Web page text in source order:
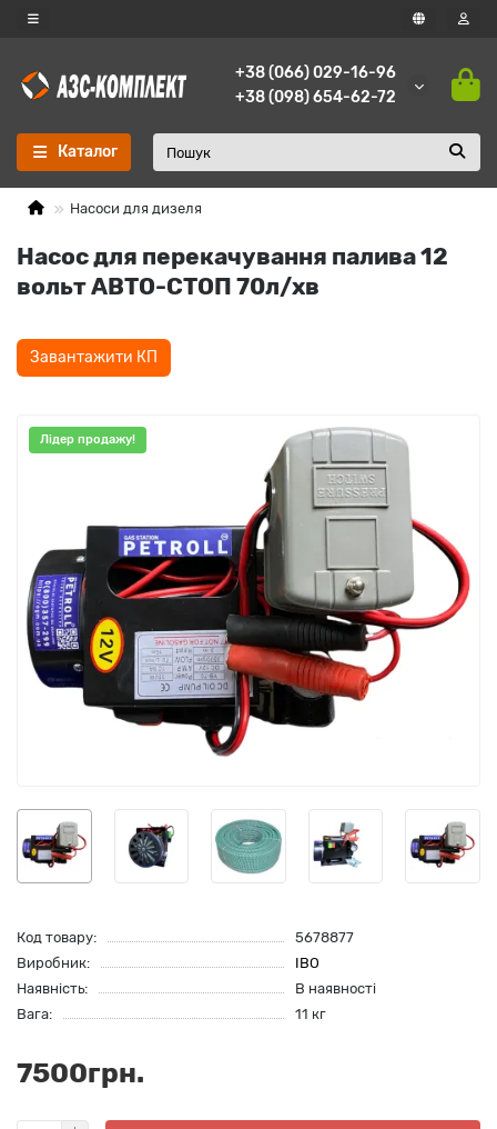
+38 (066) 029-16-96
+38 (098) 654-62-72
Каталог
Насоси для дизеля
Насос для перекачування палива 12
вольт АВТО-СТОП 70л/хв
Завантажити КП
Лідер продажу!
Код товару:
5678877
Виробник:
IBO
Наявність:
В наявності
Вага:
11 кг
7500грн.